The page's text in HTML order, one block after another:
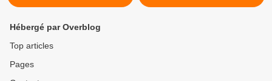
Hébergé par Overblog
Top articles
Pages